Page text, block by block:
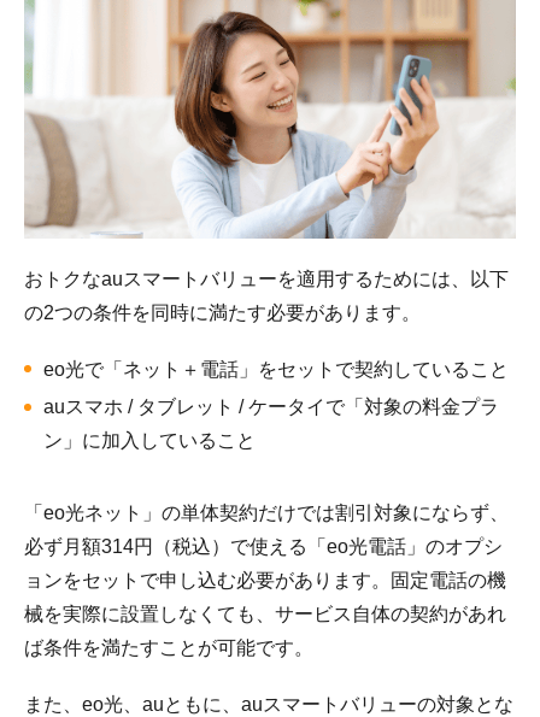
おトクなauスマートバリューを適用するためには、以下
の2つの条件を同時に満たす必要があります。
eo光で「ネット＋電話」をセットで契約していること
auスマホ / タブレット / ケータイで「対象の料金プラ
ン」に加入していること
「eo光ネット」の単体契約だけでは割引対象にならず、
必ず月額314円（税込）で使える「eo光電話」のオプシ
ョンをセットで申し込む必要があります。固定電話の機
械を実際に設置しなくても、サービス自体の契約があれ
ば条件を満たすことが可能です。
また、eo光、auともに、auスマートバリューの対象とな